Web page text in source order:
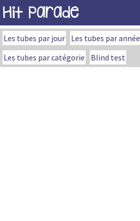
Hit Parade
Les tubes par jour Les tubes par année
Les tubes par catégorie
Blind test